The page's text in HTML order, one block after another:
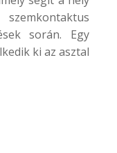
során. Egy
ki az asztal